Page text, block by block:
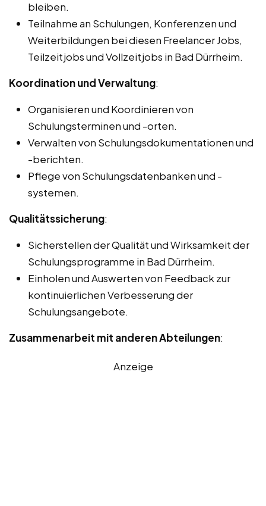
bleiben.
Teilnahme an Schulungen, Konferenzen und
Weiterbildungen bei diesen Freelancer Jobs,
Teilzeitjobs und Vollzeitjobs in Bad Dürrheim.
Koordination und Verwaltung:
Organisieren und Koordinieren von
Schulungsterminen und -orten.
Verwalten von Schulungsdokumentationen und
-berichten.
Pflege von Schulungsdatenbanken und -
systemen.
Qualitätssicherung:
Sicherstellen der Qualität und Wirksamkeit der
Schulungsprogramme in Bad Dürrheim.
Einholen und Auswerten von Feedback zur
kontinuierlichen Verbesserung der
Schulungsangebote.
Zusammenarbeit mit anderen Abteilungen:
Anzeige